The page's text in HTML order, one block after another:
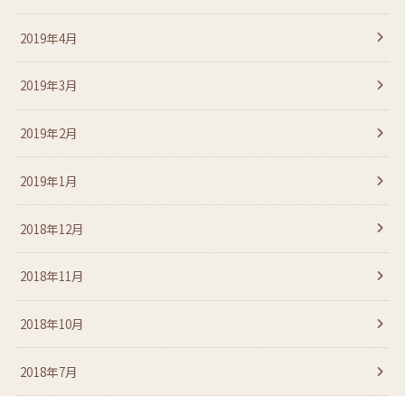
2019年4月
2019年3月
2019年2月
2019年1月
2018年12月
2018年11月
2018年10月
2018年7月